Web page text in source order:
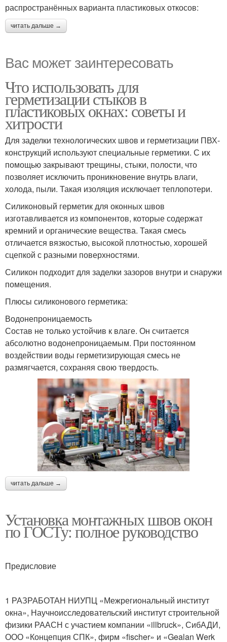
распространённых варианта пластиковых откосов:
читать дальше →
Вас может заинтересовать
Что использовать для
герметизации стыков в
пластиковых окнах: советы и
хитрости
Для заделки технологических швов и герметизации ПВХ-
конструкций используют специальные герметики. С их
помощью закрывают трещины, стыки, полости, что
позволяет исключить проникновение внутрь влаги,
холода, пыли. Такая изоляция исключает теплопотери.
Силиконовый герметик для оконных швов
изготавливается из компонентов, которые содержат
кремний и органические вещества. Такая смесь
отличается вязкостью, высокой плотностью, хорошей
сцепкой с разными поверхностями.
Силикон подходит для заделки зазоров внутри и снаружи
помещения.
Плюсы силиконового герметика:
Водонепроницаемость
Состав не только устойчив к влаге. Он считается
абсолютно водонепроницаемым. При постоянном
воздействии воды герметизирующая смесь не
размягчается, сохраняя свою твердость.
читать дальше →
Установка монтажных швов окон
по ГОСТу: полное руководство
Предисловие
1 РАЗРАБОТАН НИУПЦ «Межрегиональный институт
окна», Научноисследовательский институт строительной
физики РААСН с участием компании «illbruck», СибАДИ,
ООО «Концепция СПК», фирм «fischer» и «Gealan Werk